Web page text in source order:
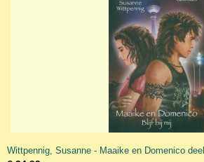
Wittpennig, Susanne - Maaike en Domenico